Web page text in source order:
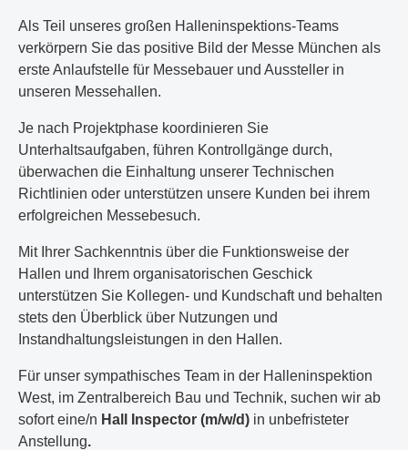
Als Teil unseres großen Halleninspektions-Teams
verkörpern Sie das positive Bild der Messe München als
erste Anlaufstelle für Messebauer und Aussteller in
unseren Messehallen.
Je nach Projektphase koordinieren Sie
Unterhaltsaufgaben, führen Kontrollgänge durch,
überwachen die Einhaltung unserer Technischen
Richtlinien oder unterstützen unsere Kunden bei ihrem
erfolgreichen Messebesuch.
Mit Ihrer Sachkenntnis über die Funktionsweise der
Hallen und Ihrem organisatorischen Geschick
unterstützen Sie Kollegen- und Kundschaft und behalten
stets den Überblick über Nutzungen und
Instandhaltungsleistungen in den Hallen.
Für unser sympathisches Team in der Halleninspektion
West, im Zentralbereich Bau und Technik, suchen wir ab
sofort eine/n Hall Inspector (m/w/d) in unbefristeter
Anstellung.